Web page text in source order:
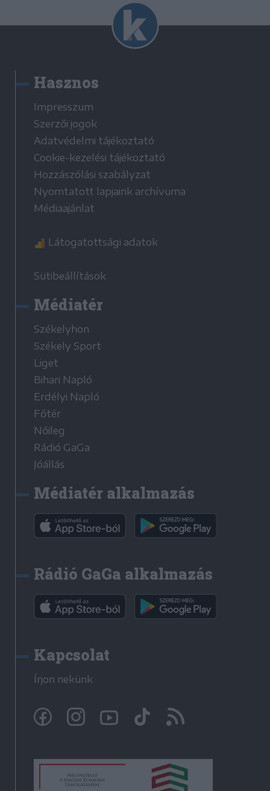
Hasznos
Impresszum
Szerzői jogok
Adatvédelmi tájékoztató
Cookie-kezelési tájékoztató
Hozzászólási szabályzat
Nyomtatott lapjaink archívuma
Médiaajánlat
Látogatottsági adatok
Sütibeállítások
Médiatér
Székelyhon
Székely Sport
Liget
Bihari Napló
Erdélyi Napló
Főtér
Nőileg
Rádió GaGa
Jóállás
Médiatér alkalmazás
Rádió GaGa alkalmazás
Kapcsolat
Írjon nekünk